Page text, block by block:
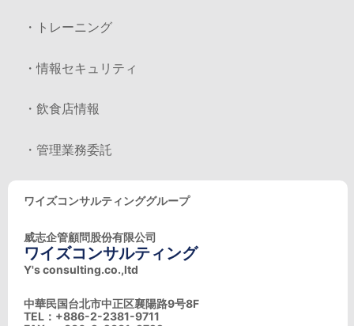
・トレーニング
・情報セキュリティ
・飲食店情報
・管理業務委託
ワイズコンサルティンググループ
威志企管顧問股份有限公司
ワイズコンサルティング
Y's consulting.co.,ltd
中華民国台北市中正区襄陽路9号8F
TEL：+886-2-2381-9711